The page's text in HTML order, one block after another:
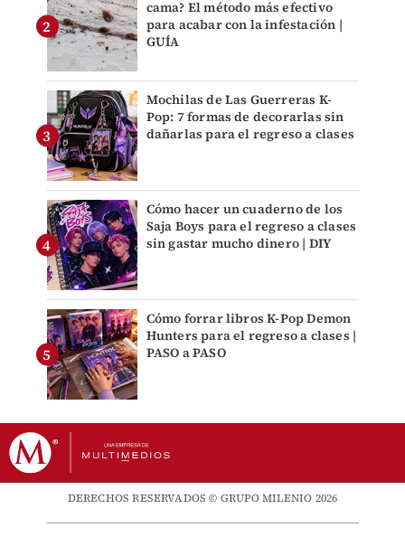
cama? El método más efectivo
para acabar con la infestación |
GUÍA
Mochilas de Las Guerreras K-
Pop: 7 formas de decorarlas sin
dañarlas para el regreso a clases
Cómo hacer un cuaderno de los
Saja Boys para el regreso a clases
sin gastar mucho dinero | DIY
Cómo forrar libros K-Pop Demon
Hunters para el regreso a clases |
PASO a PASO
DERECHOS RESERVADOS © GRUPO MILENIO 2026